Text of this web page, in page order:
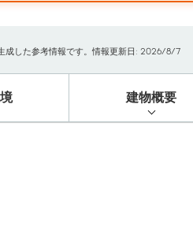
成した参考情報です。情報更新日: 2026/8/7
建物概要